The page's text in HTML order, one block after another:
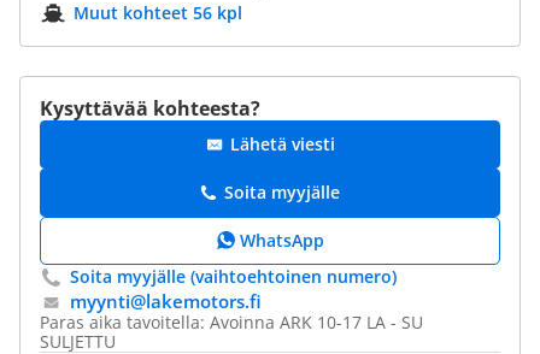
Muut kohteet 56 kpl
Kysyttävää kohteesta?
Lähetä viesti
Soita myyjälle
WhatsApp
Soita myyjälle (vaihtoehtoinen numero)
myynti@​lakemotors.fi
Paras aika tavoitella: Avoinna ARK 10-17 LA - SU
SULJETTU